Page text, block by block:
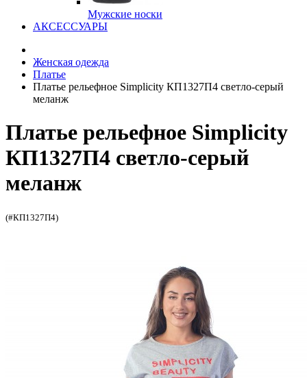
Мужские носки
АКСЕССУАРЫ
Женская одежда
Платье
Платье рельефное Simplicity КП1327П4 светло-серый
меланж
Платье рельефное Simplicity
КП1327П4 светло-серый
меланж
(#КП1327П4)